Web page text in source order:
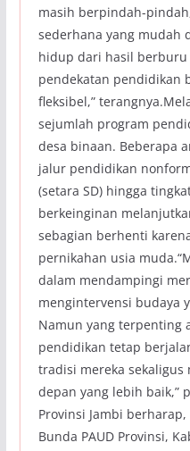
masih berpindah-
sederhana yang mudah
hidup dari hasil
pendekatan pendidikan
fleksibel,”
sejumlah program
desa binaan. Beberapa
jalur pendidikan
(setara SD) hingga
berkeinginan
sebagian berhenti
pernikahan usia
dalam mendampingi
mengintervensi budaya
Namun yang terpenting
pendidikan tetap
tradisi mereka sekaligus
depan yang lebih baik,”
Provinsi Jambi
Bunda PAUD Provinsi,